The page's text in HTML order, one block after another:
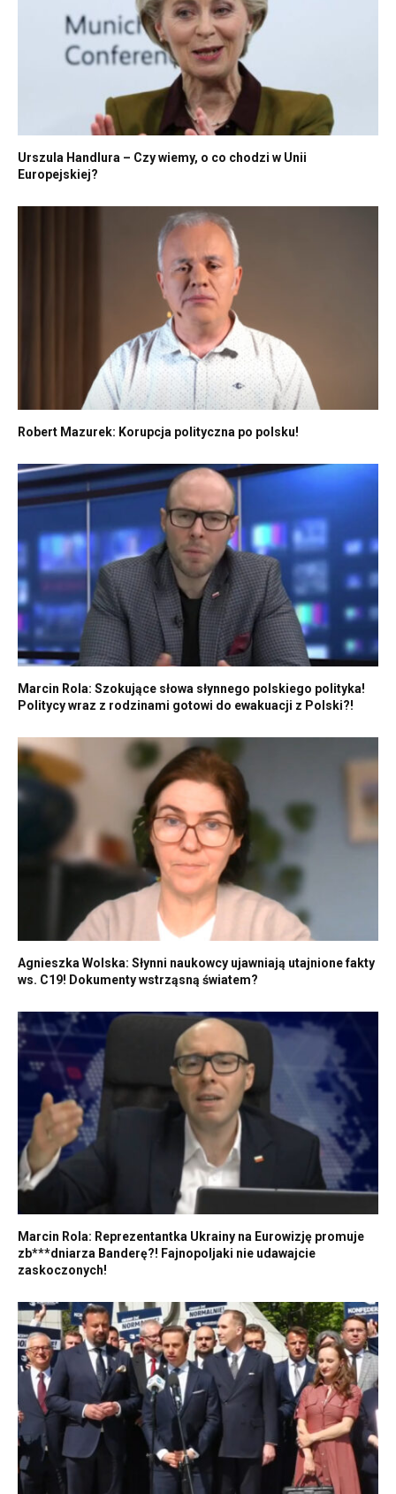
Urszula Handlura – Czy wiemy, o co chodzi w Unii
Europejskiej?
Robert Mazurek: Korupcja polityczna po polsku!
Marcin Rola: Szokujące słowa słynnego polskiego polityka!
Politycy wraz z rodzinami gotowi do ewakuacji z Polski?!
Agnieszka Wolska: Słynni naukowcy ujawniają utajnione fakty
ws. C19! Dokumenty wstrząsną światem?
Marcin Rola: Reprezentantka Ukrainy na Eurowizję promuje
zb***dniarza Banderę?! Fajnopoljaki nie udawajcie
zaskoczonych!